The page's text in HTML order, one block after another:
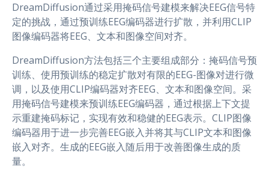
DreamDiffusion通过采用掩码信号建模来解决EEG信号特
定的挑战，通过预训练EEG编码器进行扩散，并利用CLIP
图像编码器将EEG、文本和图像空间对齐。
DreamDiffusion方法包括三个主要组成部分：掩码信号预
训练、使用预训练的稳定扩散对有限的EEG-图像对进行微
调，以及使用CLIP编码器对齐EEG、文本和图像空间。采
用掩码信号建模来预训练EEG编码器，通过根据上下文提
示重建掩码标记，实现有效和稳健的EEG表示。CLIP图像
编码器用于进一步完善EEG嵌入并将其与CLIP文本和图像
嵌入对齐。生成的EEG嵌入随后用于改善图像生成的质
量。